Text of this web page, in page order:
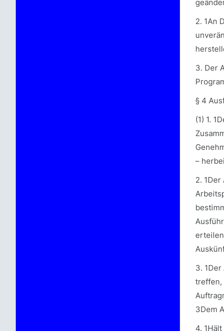
2. 1An
3. Der
§ 4
(1) 1.
–
2.
3.
treffen,
3Dem
4.